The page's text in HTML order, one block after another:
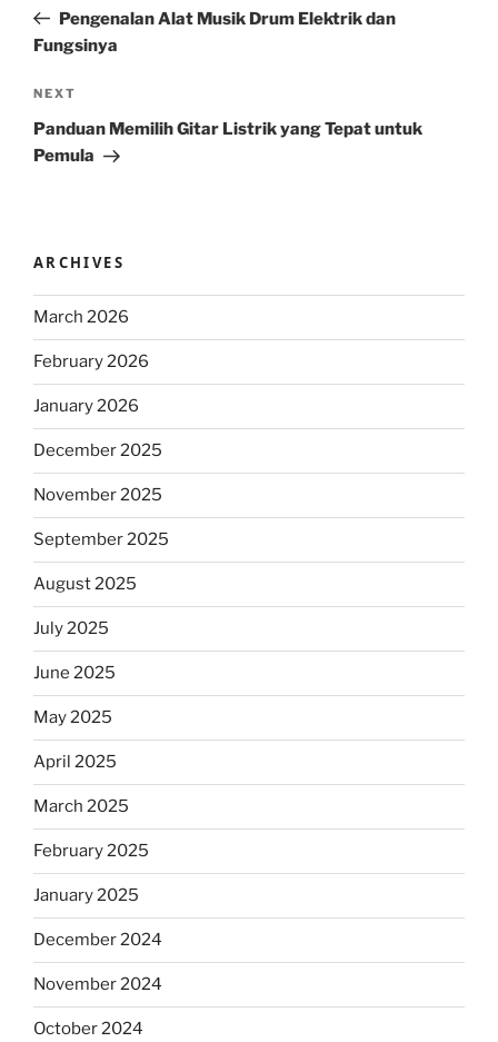
PostPengenalan Alat Musik Drum Elektrik dan
Fungsinya
Next
Post
NEXT
Panduan Memilih Gitar Listrik yang Tepat untuk
Pemula
ARCHIVES
March 2026
February 2026
January 2026
December 2025
November 2025
September 2025
August 2025
July 2025
June 2025
May 2025
April 2025
March 2025
February 2025
January 2025
December 2024
November 2024
October 2024